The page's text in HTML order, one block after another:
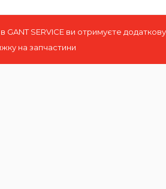
GANT SERVICE ви отримуєте додаткову
на запчастини